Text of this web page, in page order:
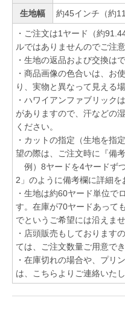
生地幅 約45インチ（約
・ご注文は1ヤード（約
ルではありませんのでご注意
・生地の返品および交換は
・商品画像の色合いは、お
り、実物と異なって見える
・ハワイアンファブリック
がありますので、汗などの
ください。
・カットの指定（生地を指
望の際は、ご注文時に『備
例）8ヤードを4ヤードず
2」のように備考欄に詳細を
・生地は約60ヤード単位で
す。在庫が70ヤードあって
でというご希望には沿えま
・店頭販売もしております
ては、ご注文数量ご用意で
・在庫切れの場合や、プリ
は、こちらよりご連絡いたし